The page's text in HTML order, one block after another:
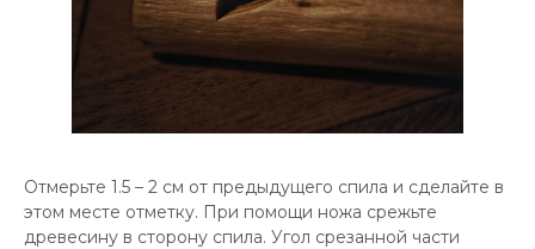
Отмерьте 1.5 – 2 см от предыдущего спила и сделайте в
этом месте отметку. При помощи ножа срежьте
древесину в сторону спила. Угол срезанной части